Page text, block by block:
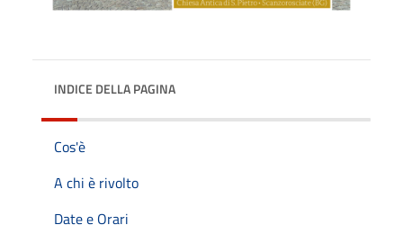
INDICE DELLA PAGINA
Cos'è
A chi è rivolto
Date e Orari